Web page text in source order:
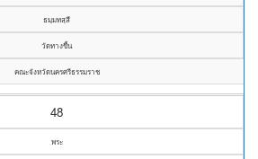
ธมฺมทสฺสี
วัดทางขึ้น
คณะจังหวัดนครศรีธรรมราช
48
พระ